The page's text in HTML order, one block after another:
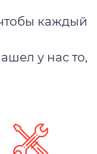
каждый
у нас то,